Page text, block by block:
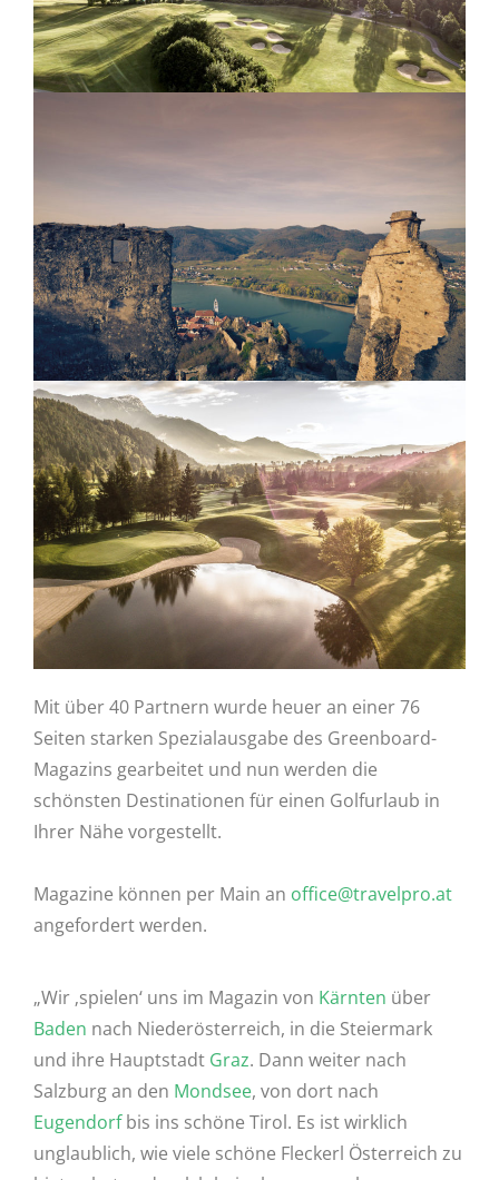
Mit über 40 Partnern wurde heuer an einer 76
Seiten starken Spezialausgabe des Greenboard-
Magazins gearbeitet und nun werden die
schönsten Destinationen für einen Golfurlaub in
Ihrer Nähe vorgestellt.
Magazine können per Main an office@travelpro.at
angefordert werden.
„Wir ‚spielen‘ uns im Magazin von Kärnten über
Baden nach Niederösterreich, in die Steiermark
und ihre Hauptstadt Graz. Dann weiter nach
Salzburg an den Mondsee, von dort nach
Eugendorfbis ins schöne Tirol. Es ist wirklich
unglaublich, wie viele schöne Fleckerl Österreich zu